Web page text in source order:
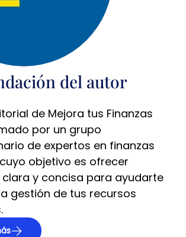
del autor
de Mejora tus Finanzas
por un grupo
de expertos en finanzas
objetivo es ofrecer
y concisa para ayudarte
gestión de tus recursos